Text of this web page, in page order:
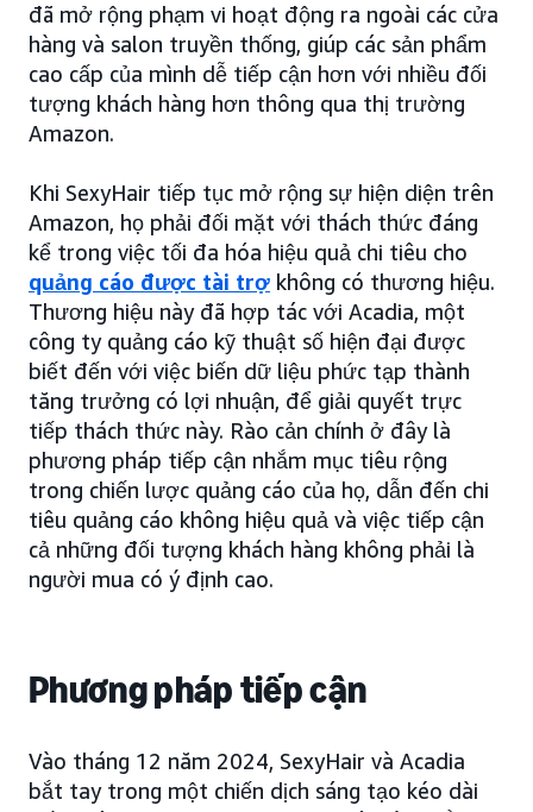
đã mở rộng phạm vi hoạt động ra ngoài các cửa
hàng và salon truyền thống, giúp các sản phẩm
cao cấp của mình dễ tiếp cận hơn với nhiều đối
tượng khách hàng hơn thông qua thị trường
Amazon.
Khi SexyHair tiếp tục mở rộng sự hiện diện trên
Amazon, họ phải đối mặt với thách thức đáng
kể trong việc tối đa hóa hiệu quả chi tiêu cho
quảng cáo được tài trợ không có thương hiệu.
Thương hiệu này đã hợp tác với Acadia, một
công ty quảng cáo kỹ thuật số hiện đại được
biết đến với việc biến dữ liệu phức tạp thành
tăng trưởng có lợi nhuận, để giải quyết trực
tiếp thách thức này. Rào cản chính ở đây là
phương pháp tiếp cận nhắm mục tiêu rộng
trong chiến lược quảng cáo của họ, dẫn đến chi
tiêu quảng cáo không hiệu quả và việc tiếp cận
cả những đối tượng khách hàng không phải là
người mua có ý định cao.
Phương pháp tiếp cận
Vào tháng 12 năm 2024, SexyHair và Acadia
bắt tay trong một chiến dịch sáng tạo kéo dài